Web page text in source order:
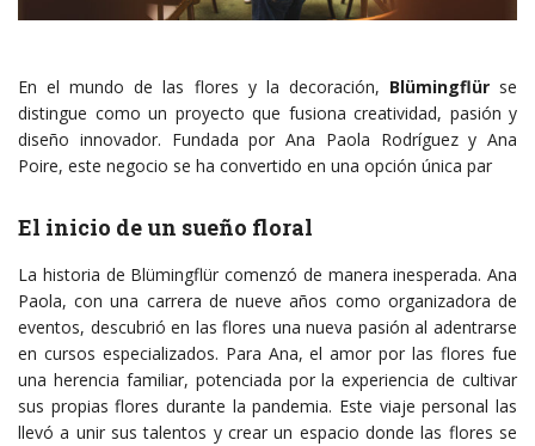
En el mundo de las flores y la decoración, Blümingflürse
distingue como un proyecto que fusiona creatividad, pasión y
diseño innovador. Fundada por Ana Paola Rodríguez y Ana
Poire, este negocio se ha convertido en una opción única par
El inicio de un sueño floral
La historia de Blümingflür comenzó de manera inesperada. Ana
Paola, con una carrera de nueve años como organizadora de
eventos, descubrió en las flores una nueva pasión al adentrarse
en cursos especializados. Para Ana, el amor por las flores fue
una herencia familiar, potenciada por la experiencia de cultivar
sus propias flores durante la pandemia. Este viaje personal las
llevó a unir sus talentos y crear un espacio donde las flores se